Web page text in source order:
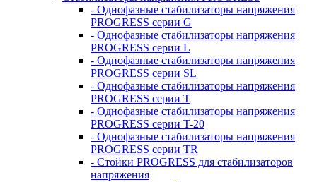
- Однофазные стабилизаторы напряжения
PROGRESS серии G
- Однофазные стабилизаторы напряжения
PROGRESS серии L
- Однофазные стабилизаторы напряжения
PROGRESS серии SL
- Однофазные стабилизаторы напряжения
PROGRESS серии T
- Однофазные стабилизаторы напряжения
PROGRESS серии T-20
- Однофазные стабилизаторы напряжения
PROGRESS серии TR
- Стойки PROGRESS для стабилизаторов
напряжения